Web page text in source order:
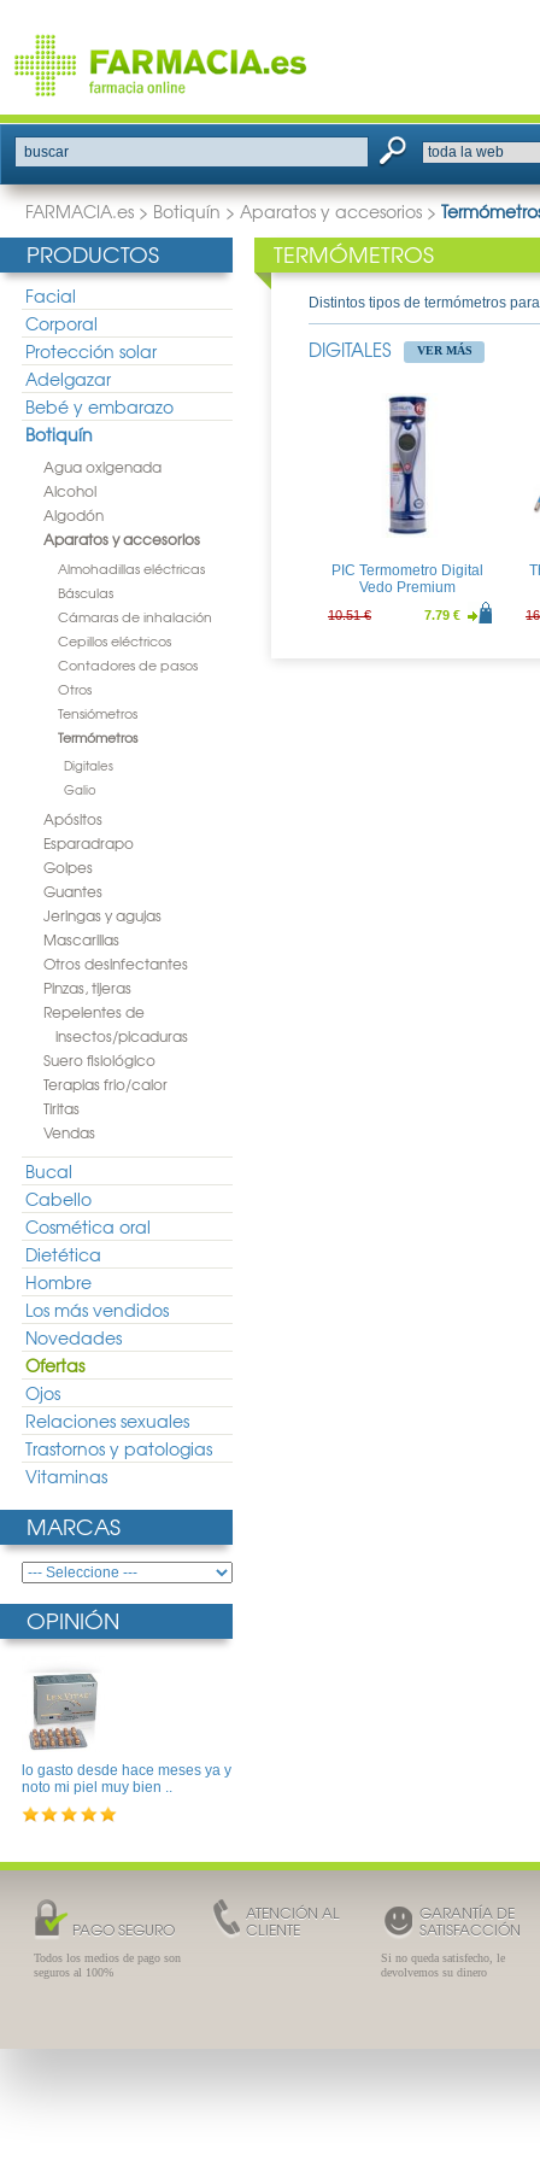
buscar
FARMACIA.es > Botiquín > Aparatos y accesorios >
PRODUCTOS
Facial
Corporal
Protección solar
Adelgazar
Bebé y embarazo
Botiquín
Agua oxigenada
Alcohol
Algodón
Aparatos y accesorios
Almohadillas eléctricas
Básculas
Cámaras de inhalación
Cepillos eléctricos
Contadores de pasos
Otros
Tensiómetros
Termómetros
Digitales
Galio
Apósitos
Esparadrapo
Golpes
Guantes
Jeringas y agujas
Mascarillas
Otros desinfectantes
Pinzas, tijeras
Repelentes de
insectos/picaduras
Suero fisiológico
Terapias frio/calor
Tiritas
Vendas
Bucal
Cabello
Cosmética oral
Dietética
Hombre
Los más vendidos
Novedades
Ofertas
Ojos
Relaciones sexuales
Trastornos y patologias
Vitaminas
MARCAS
OPINIÓN
lo gasto desde hace meses ya y
noto mi piel muy bien ..
TERMÓMETROS
Distintos tipos de termómetros
DIGITALES VER MÁS
PIC Termometro Digital
Vedo Premium
10.51 € 7.79 €
PAGO SEGURO
Todos los medios de pago son
seguros al 100%
ATENCIÓN AL
CLIENTE
GARANTÍA DE
SATISFACCIÓN
Si no queda satisfecho, le
devolvemos su dinero